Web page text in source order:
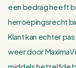
een bedrag heeft
herroepingsrecht
Klant kan echter
weer door